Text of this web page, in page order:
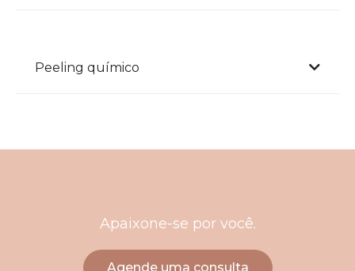
Peeling químico
Apaixone-se por você.
Agende uma consulta